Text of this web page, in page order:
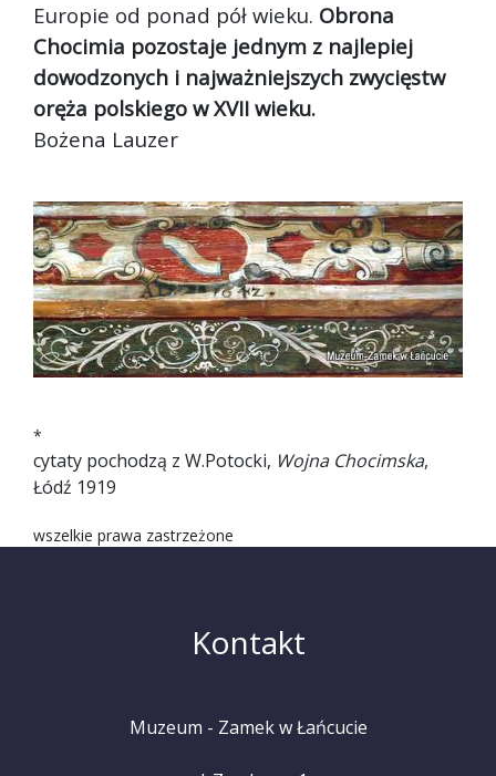
Europie od ponad pół wieku. Obrona
Chocimia pozostaje jednym z najlepiej
dowodzonych i najważniejszych zwycięstw
oręża polskiego w XVII wieku.
Bożena Lauzer
*
cytaty pochodzą z W.Potocki, Wojna Chocimska,
Łódź 1919
wszelkie prawa zastrzeżone
Kontakt
Muzeum - Zamek w Łańcucie